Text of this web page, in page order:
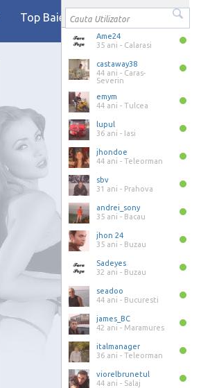
Ame24
35 ani - Calarasi
castaway38
44 ani - Caras-
Severin
emym
44 ani - Tulcea
lupul
36 ani - Iasi
jhondoe
44 ani - Teleorman
sbv
31 ani - Prahova
andrei_sony
35 ani - Bacau
jhon 24
35 ani - Buzau
Sadeyes
32 ani - Buzau
seadoo
44 ani - Bucuresti
james_BC
42 ani - Maramures
italmanager
36 ani - Teleorman
viorelbrunetul
44 ani - Salaj
Top Baieti